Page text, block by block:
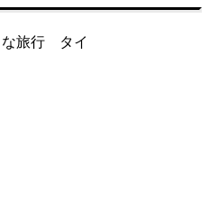
な旅行 タイ